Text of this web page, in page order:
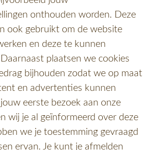
onthouden worden. Deze
ook gebruikt om de website
en deze te kunnen
plaatsen we cookies
bijhouden zodat we op maat
en advertenties kunnen
eerste bezoek aan onze
wij je al geïnformeerd over deze
we je toestemming gevraagd
ervan. Je kunt je afmelden